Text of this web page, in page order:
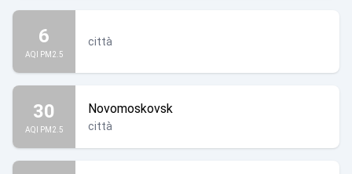
6
AQI PM2.5
città
30
AQI PM2.5
Novomoskovsk
città